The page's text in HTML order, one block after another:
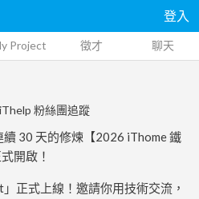
登入
Project 徵才 聊天
粉絲團追蹤
30 天的修煉【2026 iThome 鐵
開啟！
正式上線！邀請你用技術交流，